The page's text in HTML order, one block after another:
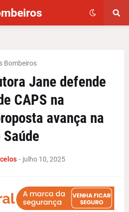
Bombeiros
Jane defende
CAPS na
avança na
- julho 10, 2025